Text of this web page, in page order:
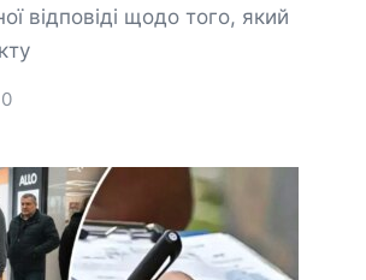
відповіді щодо того, який